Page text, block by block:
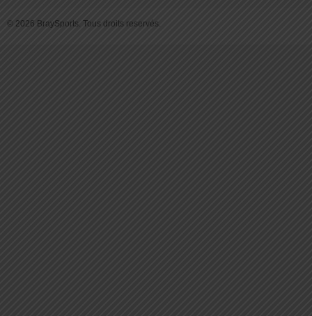
© 2026 BraySports. Tous droits reservés.